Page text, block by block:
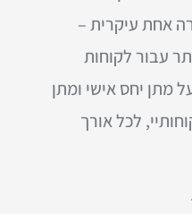
אחת עיקרית –
עבור לקוחות
מתן יחס אישי ומתן
לכל אורך